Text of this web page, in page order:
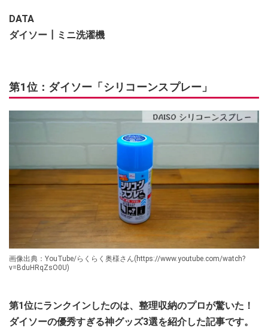
DATA
ダイソー┃ミニ洗濯機
第1位：ダイソー「シリコーンスプレー」
画像出典：YouTube/らくらく奥様さん(https://www.youtube.com/watch?
v=BduHRqZsO0U)
第1位にランクインしたのは、整理収納のプロが驚いた！
ダイソーの優秀すぎる神グッズ3選を紹介した記事です。